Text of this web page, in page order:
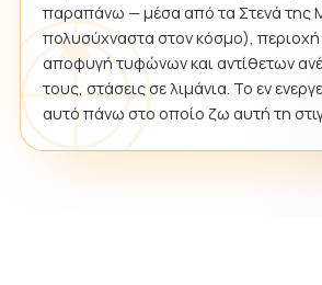
παραπάνω — μέσα από τα Στενά της
πολυσύχναστα στον κόσμο), περιοχή
αποφυγή τυφώνων και αντίθετων
τους, στάσεις σε λιμάνια. Το εν
αυτό πάνω στο οποίο ζω αυτή τη